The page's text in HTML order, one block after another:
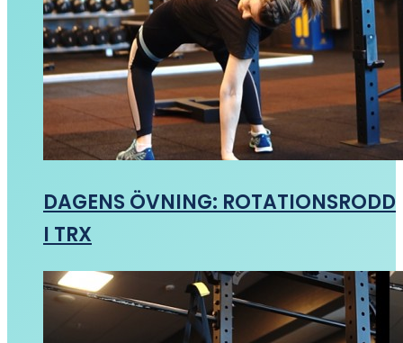
DAGENS ÖVNING: ROTATIONSRODD
I TRX